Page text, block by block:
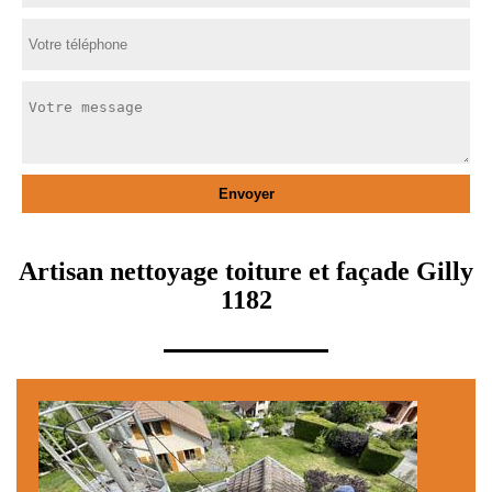
Artisan nettoyage toiture et façade Gilly
1182